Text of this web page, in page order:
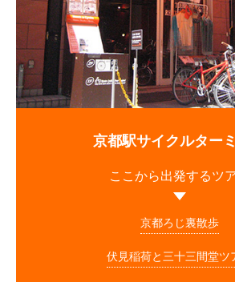
京都駅サイクルター
ここから出発するツ
京都ろじ裏散歩
伏見稲荷と三十三間堂ツ